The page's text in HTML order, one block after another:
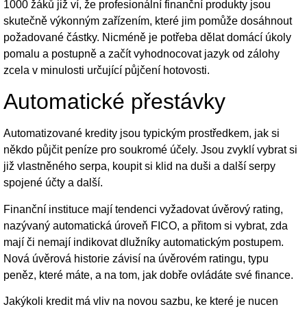
1000 žáků již ví, že profesionální finanční produkty jsou
skutečně výkonným zařízením, které jim pomůže dosáhnout
požadované částky. Nicméně je potřeba dělat domácí úkoly
pomalu a postupně a začít vyhodnocovat jazyk od zálohy
zcela v minulosti určující půjčení hotovosti.
Automatické přestávky
Automatizované kredity jsou typickým prostředkem, jak si
někdo půjčit peníze pro soukromé účely. Jsou zvyklí vybrat si
již vlastněného serpa, koupit si klid na duši a další serpy
spojené účty a další.
Finanční instituce mají tendenci vyžadovat úvěrový rating,
nazývaný automatická úroveň FICO, a přitom si vybrat, zda
mají či nemají indikovat dlužníky automatickým postupem.
Nová úvěrová historie závisí na úvěrovém ratingu, typu
peněz, které máte, a na tom, jak dobře ovládáte své finance.
Jakýkoli kredit má vliv na novou sazbu, ke které je nucen